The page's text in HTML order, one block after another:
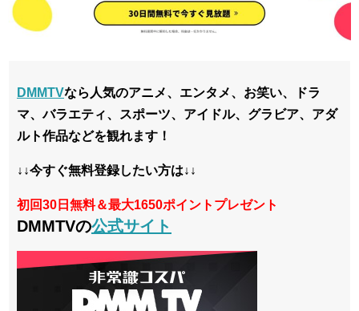
DMMTVなら人気のアニメ、エンタメ、お笑い、ドラ
マ、バラエティ、スポーツ、アイドル、グラビア、アダ
ルト作品などを観れます！
↓↓今すぐ無料登録したい方は↓↓
初回30日無料＆最大1650ポイントプレゼント
DMMTVの公式サイト